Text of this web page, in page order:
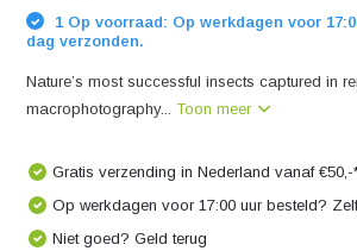
1 Op voorraad: Op werkdagen voor
dag verzonden.
Nature’s most successful insects captured in
macrophotography...Toon meer
Gratis verzending in Nederland vanaf €50,-
Op werkdagen voor 17:00 uur besteld?
Niet goed? Geld terug